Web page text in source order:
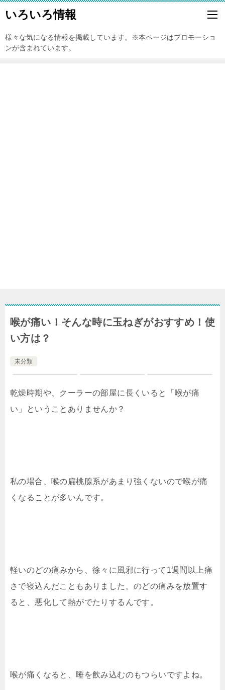
いろいろ情報
様々な気になる情報を掲載しています。※本ページはプロモーショ
ンが含まれています。
喉が痛い！そんな時に玉ねぎがおすすめ！使
い方は？
未分類
乾燥時期や、クーラーの部屋に長くいると「喉が痛
い」ということありませんか？
私の場合、喉の扁桃腺系があまり強くないので喉が痛
くなることが多いんです。
軽いのどの痛みから、徐々に風邪に行って1週間以上痛
さで寝込んだこともありました。のどの痛みを放置す
ると、悪化して熱がでたりするんです。
喉が痛くなると、唾を飲み込むのもつらいですよね。